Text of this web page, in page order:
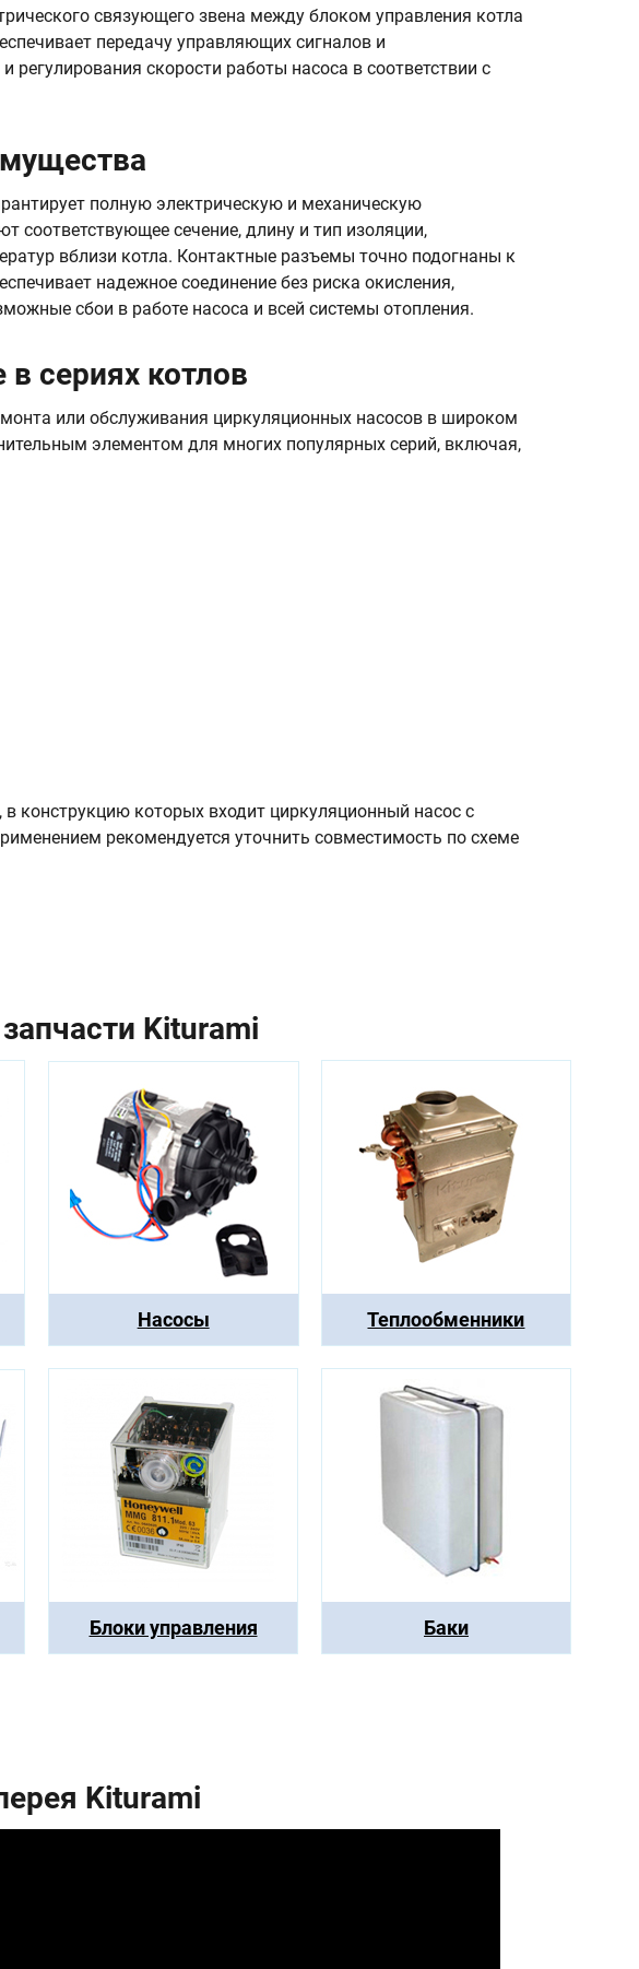
связующего звена между блоком управления котла
передачу управляющих сигналов и
скорости работы насоса в соответствии с
полную электрическую и механическую
соответствующее сечение, длину и тип изоляции,
вблизи котла. Контактные разъемы точно подогнаны к
надежное соединение без риска окисления,
сбои в работе насоса и всей системы отопления.
сериях котлов
или обслуживания циркуляционных насосов в широком
элементом для многих популярных серий, включая,
конструкцию которых входит циркуляционный насос с
рекомендуется уточнить совместимость по схеме
Kiturami
Насосы Теплообменники
Блоки управления Баки
Kiturami